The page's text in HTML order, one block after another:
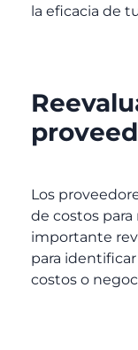
la eficacia de
Los
de costos para
importante
para
costos o